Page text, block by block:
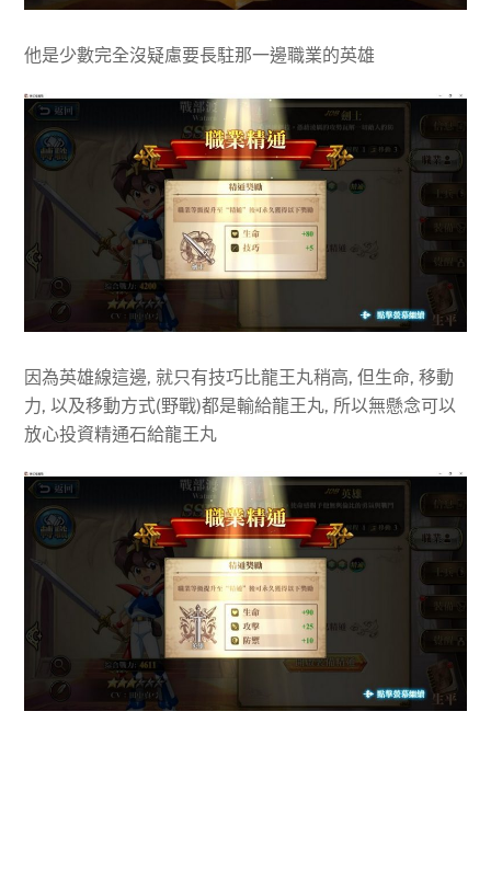
他是少數完全沒疑慮要長駐那一邊職業的英雄
因為英雄線這邊, 就只有技巧比龍王丸稍高, 但生命, 移動
力, 以及移動方式(野戰)都是輸給龍王丸, 所以無懸念可以
放心投資精通石給龍王丸